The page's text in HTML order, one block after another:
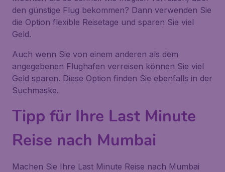
den günstige Flug bekommen? Dann verwenden Sie
die Option flexible Reisetage und sparen Sie viel
Geld.
Auch wenn Sie von einem anderen als dem
angegebenen Flughafen verreisen können Sie viel
Geld sparen. Diese Option finden Sie ebenfalls in der
Suchmaske.
Tipp für Ihre Last Minute
Reise nach Mumbai
Machen Sie Ihre Last Minute Reise nach Mumbai